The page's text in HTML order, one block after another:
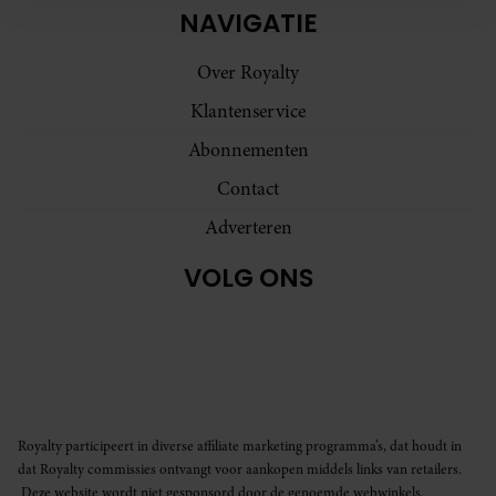
en om ons websiteverkeer te analyseren. Ook delen we
partners voor social media, adverteren en analyse. Deze
partners kunnen deze gegevens combineren met andere
verzameld op basis van uw gebruik van hun services. U
gaat akkoord met onze cookies als u onze website blijft
NAVIGATIE
Over Royalty
Klantenservice
Abonnementen
Contact
Adverteren
VOLG ONS
Royalty participeert in diverse affiliate marketing programma’s, dat houdt in
dat Royalty commissies ontvangt voor aankopen middels links van retailers.